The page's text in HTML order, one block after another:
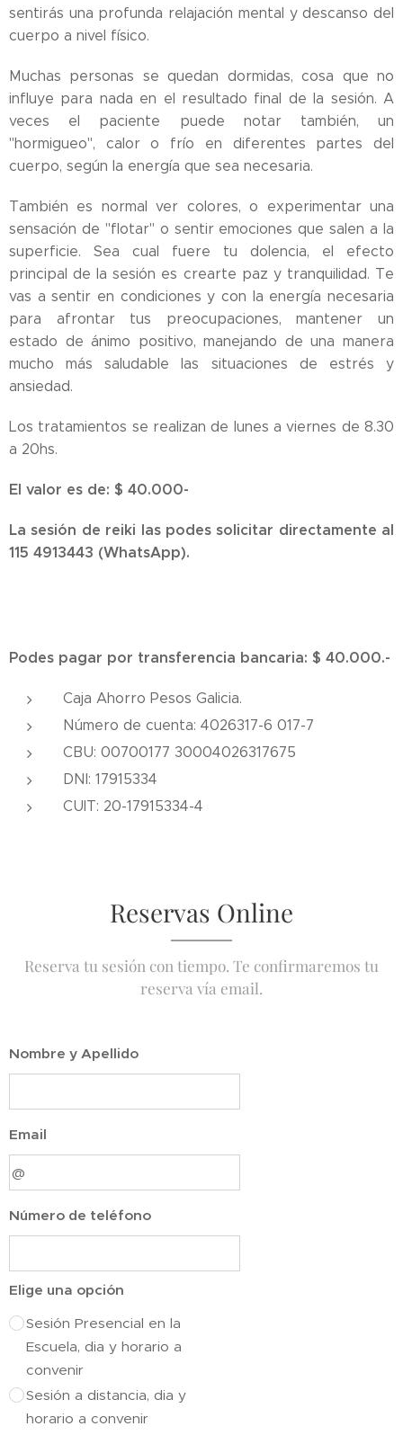
sentirás una profunda relajación mental y descanso del
cuerpo a nivel físico.
Muchas personas se quedan dormidas, cosa que no
influye para nada en el resultado final de la sesión. A
veces el paciente puede notar también, un
"hormigueo", calor o frío en diferentes partes del
cuerpo, según la energía que sea necesaria.
También es normal ver colores, o experimentar una
sensación de "flotar" o sentir emociones que salen a la
superficie. Sea cual fuere tu dolencia, el efecto
principal de la sesión es crearte paz y tranquilidad. Te
vas a sentir en condiciones y con la energía necesaria
para afrontar tus preocupaciones, mantener un
estado de ánimo positivo, manejando de una manera
mucho más saludable las situaciones de estrés y
ansiedad.
Los tratamientos se realizan de lunes a viernes de 8.30
a 20hs.
El valor es de: $ 40.000-
La sesión de reiki las podes solicitar directamente al
115 4913443 (WhatsApp).
Podes pagar por transferencia bancaria: $ 40.000.-
Caja Ahorro Pesos Galicia.
Número de cuenta: 4026317-6 017-7
CBU: 00700177 30004026317675
DNI: 17915334
CUIT: 20-17915334-4
Reservas Online
Reserva tu sesión con tiempo. Te confirmaremos tu
reserva vía email.
Nombre y Apellido
Email
Número de teléfono
Elige una opción
Sesión Presencial en la
Escuela, dia y horario a
convenir
Sesión a distancia, dia y
horario a convenir